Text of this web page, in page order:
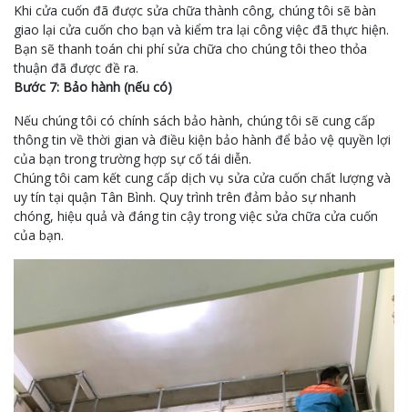
Khi cửa cuốn đã được sửa chữa thành công, chúng tôi sẽ bàn
giao lại cửa cuốn cho bạn và kiểm tra lại công việc đã thực hiện.
Bạn sẽ thanh toán chi phí sửa chữa cho chúng tôi theo thỏa
thuận đã được đề ra.
Bước 7: Bảo hành (nếu có)
Nếu chúng tôi có chính sách bảo hành, chúng tôi sẽ cung cấp
thông tin về thời gian và điều kiện bảo hành để bảo vệ quyền lợi
của bạn trong trường hợp sự cố tái diễn.
Chúng tôi cam kết cung cấp dịch vụ sửa cửa cuốn chất lượng và
uy tín tại quận Tân Bình. Quy trình trên đảm bảo sự nhanh
chóng, hiệu quả và đáng tin cậy trong việc sửa chữa cửa cuốn
của bạn.